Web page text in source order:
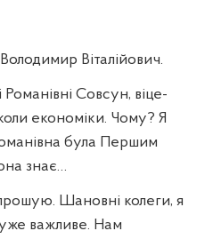
Віталійович.
Совсун, віце-
економіки. Чому? Я
була Першим
знає…
Шановні колеги, я
важливе. Нам